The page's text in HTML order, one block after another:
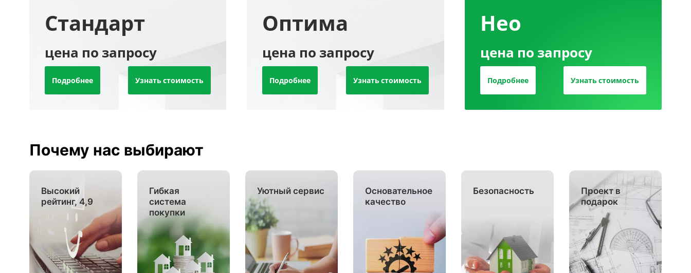
Стандарт
цена по запросу
Подробнее Узнать стоимость
Оптима
цена по запросу
Подробнее Узнать стоимость
Нео
цена по запросу
Подробнее Узнать стоимость
Почему нас выбирают
Высокий
рейтинг, 4,9
Гибкая
система
покупки
Уютный сервис
Основательное
качество
Безопасность
Проект в
подарок